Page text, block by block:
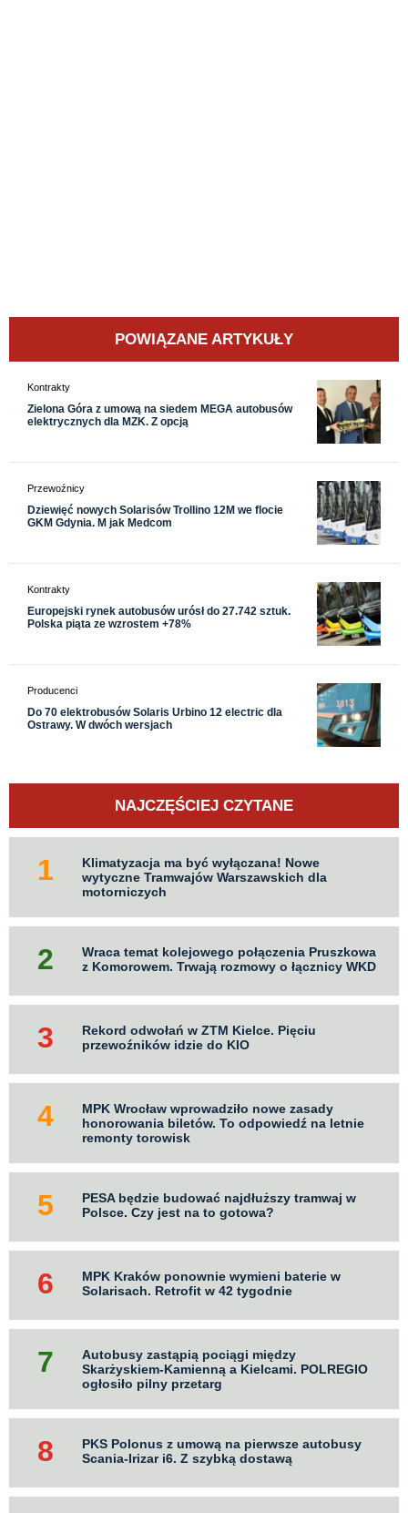
POWIĄZANE ARTYKUŁY
Kontrakty
Zielona Góra z umową na siedem MEGA autobusów
elektrycznych dla MZK. Z opcją
Przewoźnicy
Dziewięć nowych Solarisów Trollino 12M we flocie
GKM Gdynia. M jak Medcom
Kontrakty
Europejski rynek autobusów urósł do 27.742 sztuk.
Polska piąta ze wzrostem +78%
Producenci
Do 70 elektrobusów Solaris Urbino 12 electric dla
Ostrawy. W dwóch wersjach
NAJCZĘŚCIEJ CZYTANE
Klimatyzacja ma być wyłączana! Nowe
wytyczne Tramwajów Warszawskich dla
motorniczych
Wraca temat kolejowego połączenia Pruszkowa
z Komorowem. Trwają rozmowy o łącznicy WKD
Rekord odwołań w ZTM Kielce. Pięciu
przewoźników idzie do KIO
MPK Wrocław wprowadziło nowe zasady
honorowania biletów. To odpowiedź na letnie
remonty torowisk
PESA będzie budować najdłuższy tramwaj w
Polsce. Czy jest na to gotowa?
MPK Kraków ponownie wymieni baterie w
Solarisach. Retrofit w 42 tygodnie
Autobusy zastąpią pociągi między
Skarżyskiem-Kamienną a Kielcami. POLREGIO
ogłosiło pilny przetarg
PKS Polonus z umową na pierwsze autobusy
Scania-Irizar i6. Z szybką dostawą